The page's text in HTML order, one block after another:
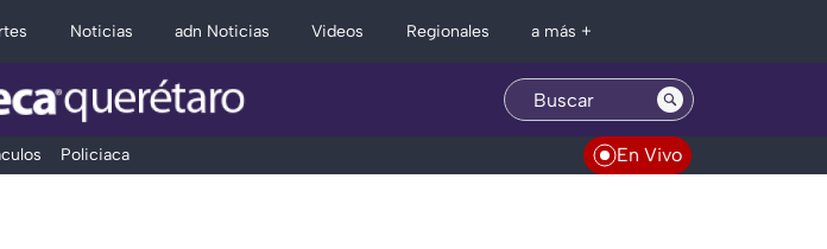
Noticias adn Noticias Videos Regionales a más +
Policiaca En Vivo